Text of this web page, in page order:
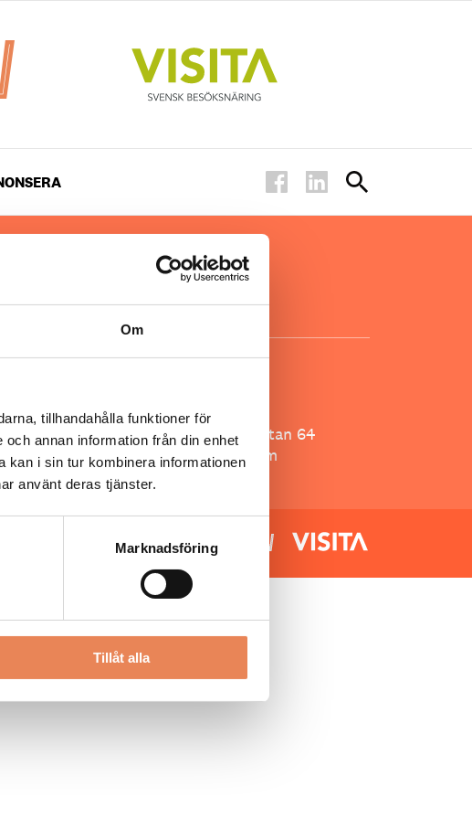
Om
tillhandahålla funktioner för
annan information från din enhet
kan i sin tur kombinera informationen
använt deras tjänster.
Marknadsföring
Tillåt alla
inom
för ägare
Besöksliv
Spoon, Brännkyrkagatan 64
118 23 Stockholm